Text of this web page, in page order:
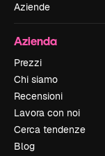
Aziende
Azienda
Prezzi
Chi siamo
Recensioni
Lavora con noi
Cerca tendenze
Blog